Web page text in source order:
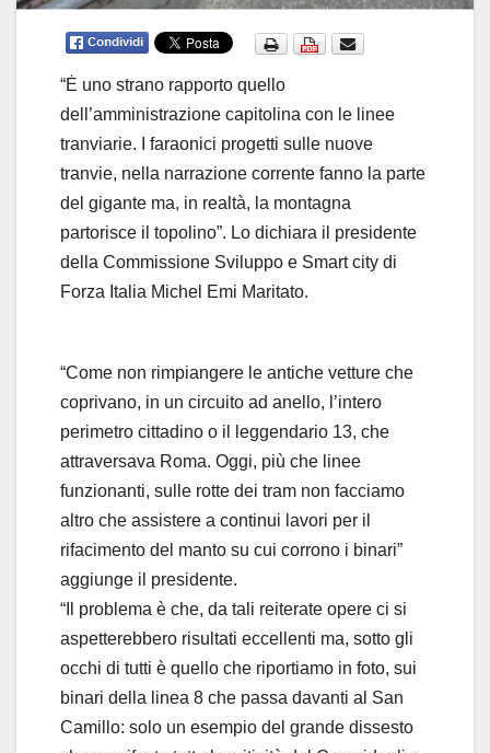
“Ė uno strano rapporto quello
dell’amministrazione capitolina con le linee
tranviarie. I faraonici progetti sulle nuove
tranvie, nella narrazione corrente fanno la parte
del gigante ma, in realtà, la montagna
partorisce il topolino”. Lo dichiara il presidente
della Commissione Sviluppo e Smart city di
Forza Italia Michel Emi Maritato.
“Come non rimpiangere le antiche vetture che
coprivano, in un circuito ad anello, l’intero
perimetro cittadino o il leggendario 13, che
attraversava Roma. Oggi, più che linee
funzionanti, sulle rotte dei tram non facciamo
altro che assistere a continui lavori per il
rifacimento del manto su cui corrono i binari”
aggiunge il presidente.
​“Il problema è che, da tali reiterate opere ci si
aspetterebbero risultati eccellenti ma, sotto gli
occhi di tutti è quello che riportiamo in foto, sui
binari della linea 8 che passa davanti al San
Camillo: solo un esempio del grande dissesto